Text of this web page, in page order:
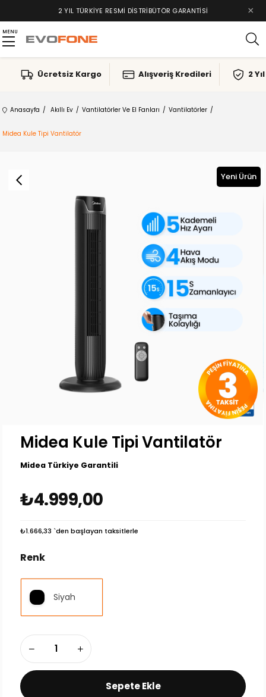
2 YIL TÜRKIYE RESMI DISTRIBÜTÖR GARANTISI ×
MENU
Ücretsiz Kargo Alışveriş Kredileri 2
Anasayfa Akıllı Ev Vantilatörler Ve El Fanları Vantilatörler
Midea Kule Tipi Vantilatör
Yeni Ürün
Midea Kule Tipi Vantilatör
Midea Türkiye Garantili
₺4.999,00
₺1.666,33 `den başlayan taksitlerle
Renk
Siyah